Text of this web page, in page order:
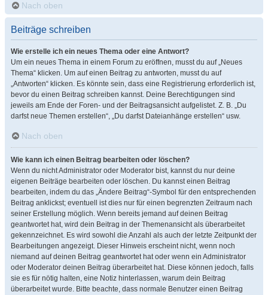
Nach oben
Beiträge schreiben
Wie erstelle ich ein neues Thema oder eine Antwort?
Um ein neues Thema in einem Forum zu eröffnen, musst du auf „Neues
Thema“ klicken. Um auf einen Beitrag zu antworten, musst du auf
„Antworten“ klicken. Es könnte sein, dass eine Registrierung erforderlich ist,
bevor du einen Beitrag schreiben kannst. Deine Berechtigungen sind
jeweils am Ende der Foren- und der Beitragsansicht aufgelistet. Z. B. „Du
darfst neue Themen erstellen“, „Du darfst Dateianhänge erstellen“ usw.
Nach oben
Wie kann ich einen Beitrag bearbeiten oder löschen?
Wenn du nicht Administrator oder Moderator bist, kannst du nur deine
eigenen Beiträge bearbeiten oder löschen. Du kannst einen Beitrag
bearbeiten, indem du das „Ändere Beitrag“-Symbol für den entsprechenden
Beitrag anklickst; eventuell ist dies nur für einen begrenzten Zeitraum nach
seiner Erstellung möglich. Wenn bereits jemand auf deinen Beitrag
geantwortet hat, wird dein Beitrag in der Themenansicht als überarbeitet
gekennzeichnet. Es wird sowohl die Anzahl als auch der letzte Zeitpunkt der
Bearbeitungen angezeigt. Dieser Hinweis erscheint nicht, wenn noch
niemand auf deinen Beitrag geantwortet hat oder wenn ein Administrator
oder Moderator deinen Beitrag überarbeitet hat. Diese können jedoch, falls
sie es für nötig halten, eine Notiz hinterlassen, warum dein Beitrag
überarbeitet wurde. Bitte beachte, dass normale Benutzer einen Beitrag